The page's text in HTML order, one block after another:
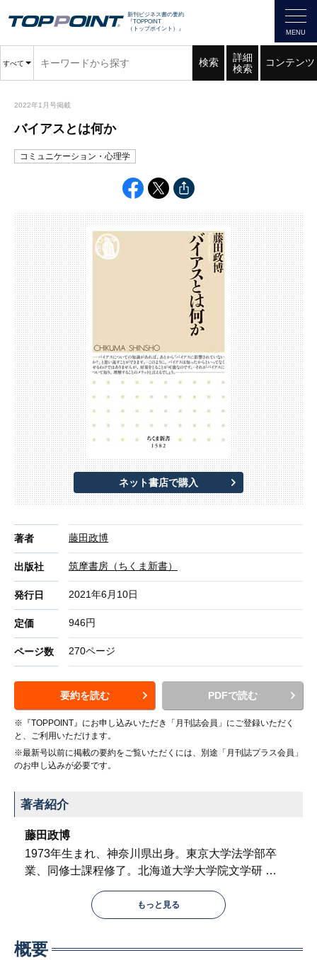
新刊ビジネス書の要約
『TOPPOINT
（トップポイント）』
すべて 検索
詳細
検索
コンテンツ
2022年1月号掲載
バイアスとは何か
コミュニケーション・心理学
ネット書店で購入
著者 藤田政博
出版社 筑摩書房（ちくま新書）
発行日 2021年6月10日
定価 946円
ページ数 270ページ
要約を読む PDFで読む
※『TOPPOINT』にお申し込みいただき「月刊誌会員」にご登録いただく
と、ご利用いただけます。
※最新号以前に掲載の要約をご覧いただくには、別途「月刊誌プラス会員」
のお申し込みが必要です。
著者紹介
藤田政博
1973年生まれ、神奈川県出身。東京大学法学部卒
業、同修士課程修了。北海道大学大学院文学研 …
もっと見る
概要